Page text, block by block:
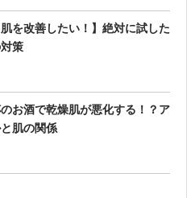
肌を改善したい！】絶対に試した
策
お酒で乾燥肌が悪化する！？ア
肌の関係